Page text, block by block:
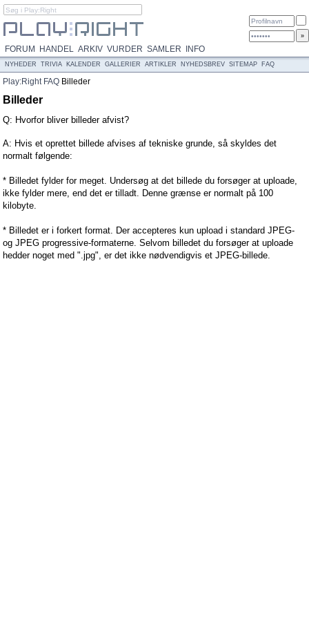
FORUM HANDEL ARKIV VURDER SAMLER INFO
NYHEDER TRIVIA KALENDER GALLERIER ARTIKLER NYHEDSBREV SITEMAP FAQ
Play:Right FAQ Billeder
Billeder
Q: Hvorfor bliver billeder afvist?
A: Hvis et oprettet billede afvises af tekniske grunde, så skyldes det
normalt følgende:
* Billedet fylder for meget. Undersøg at det billede du forsøger at uploade,
ikke fylder mere, end det er tilladt. Denne grænse er normalt på 100
kilobyte.
* Billedet er i forkert format. Der accepteres kun upload i standard JPEG-
og JPEG progressive-formaterne. Selvom billedet du forsøger at uploade
hedder noget med ".jpg", er det ikke nødvendigvis et JPEG-billede.